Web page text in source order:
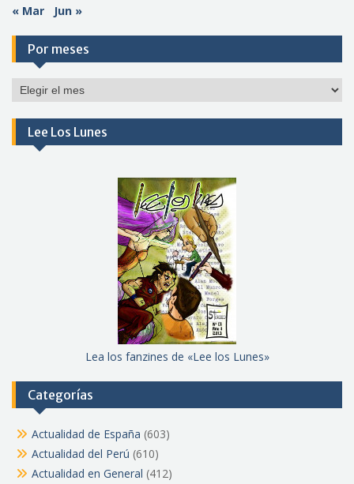
« Mar Jun »
Por meses
Por
Lee Los Lunes
Lea los fanzines de «Lee los Lunes»
Categorías
Actualidad de España (603)
Actualidad del Perú (610)
Actualidad en General (412)